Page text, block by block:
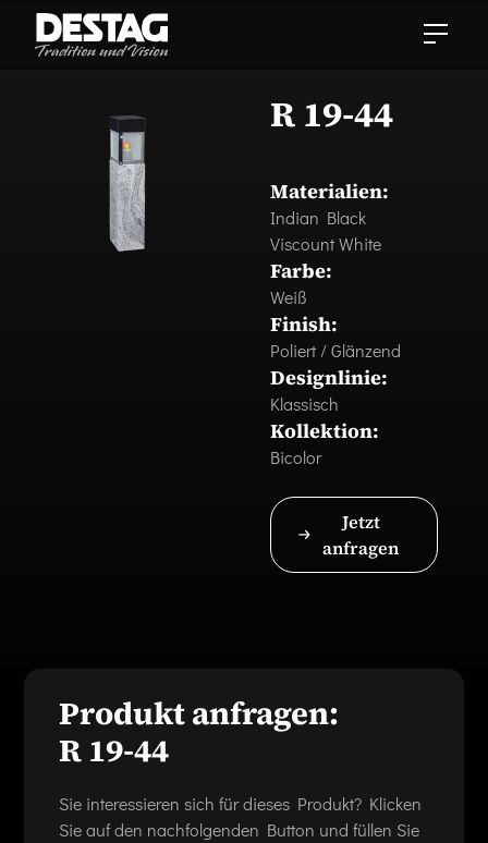
R 19-44
Materialien:
Indian Black
Viscount White
Farbe:
Weiß
Finish:
Poliert / Glänzend
Designlinie:
Klassisch
Kollektion:
Bicolor
Jetzt
anfragen
Produkt anfragen:
R 19-44
Sie interessieren sich für dieses Produkt? Klicken
Sie auf den nachfolgenden Button und füllen Sie